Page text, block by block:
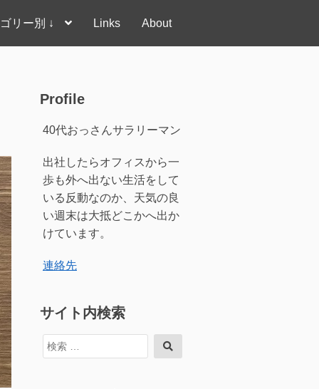
リー別 ↓ Links About
Profile
40代おっさんサラリーマン
出社したらオフィスから一
歩も外へ出ない生活をして
いる反動なのか、天気の良
い週末は大抵どこかへ出か
けています。
連絡先
サイト内検索
検
索
索